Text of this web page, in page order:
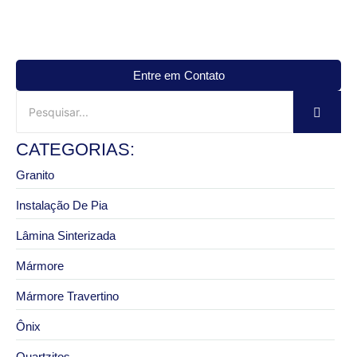
Entre em Contato
CATEGORIAS:
Granito
Instalação De Pia
Lâmina Sinterizada
Mármore
Mármore Travertino
Ônix